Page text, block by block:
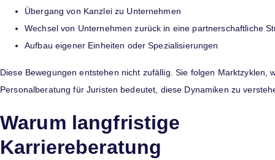
Übergang von Kanzlei zu Unternehmen
Wechsel von Unternehmen zurück in eine partnerschaftliche
Aufbau eigener Einheiten oder Spezialisierungen
Diese Bewegungen entstehen nicht zufällig. Sie folgen
Personalberatung für Juristen bedeutet, diese Dynamiken zu
Warum langfristige
Karriereberatung